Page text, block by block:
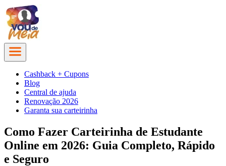
Cashback + Cupons
Blog
Central de ajuda
Renovação 2026
Garanta sua carteirinha
Como Fazer Carteirinha de Estudante
Online em 2026: Guia Completo, Rápido
e Seguro